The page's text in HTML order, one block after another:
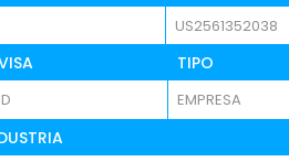
US2561352038
TIPO
EMPRESA